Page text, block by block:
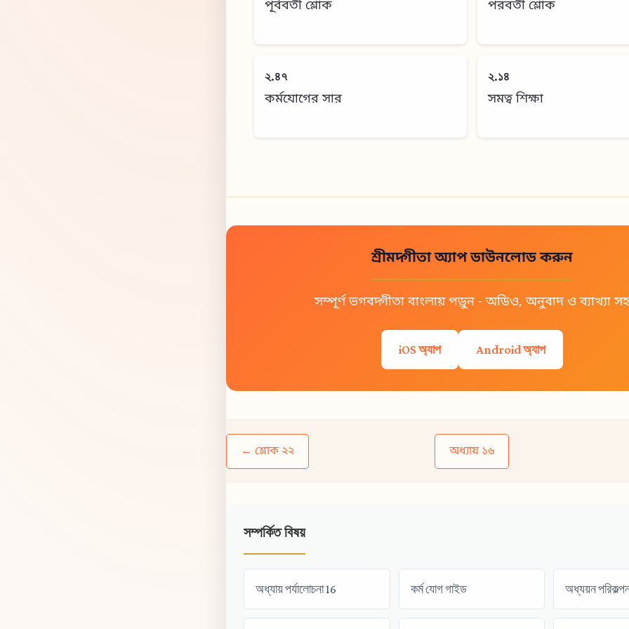
পূর্ববর্তী শ্লোক পরবর্তী শ্লোক
২.৪৭
কর্মযোগের সার
২.১৪
সমত্ব শিক্ষা
শ্রীমদ্গীতা অ্যাপ ডাউনলোড করুন
সম্পূর্ণ ভগবদ্গীতা বাংলায় পড়ুন - অডিও, অনুবাদ ও ব্যাখ্যা সহ
iOS অ্যাপ Android অ্যাপ
← শ্লোক ২২ অধ্যায় ১৬
সম্পর্কিত বিষয়
অধ্যায় পর্যালোচনা 16 কর্ম যোগ গাইড অধ্যয়ন